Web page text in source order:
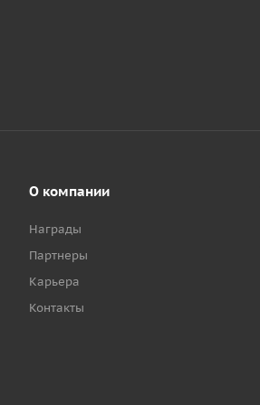
О компании
Награды
Партнеры
Карьера
Контакты